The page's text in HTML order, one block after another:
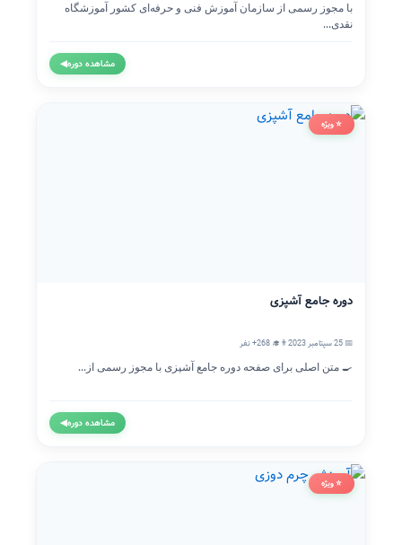
با مجوز رسمی از سازمان آموزش فنی و حرفه‌ای کشور آموزشگاه
نقدی...
مشاهده دوره◀
⭐ ویژه
دوره جامع آشپزی
📅 25 سپتامبر 2023
👨‍🎓 268+ نفر
🍳 متن اصلی برای صفحه دوره جامع آشپزی با مجوز رسمی از...
مشاهده دوره◀
⭐ ویژه